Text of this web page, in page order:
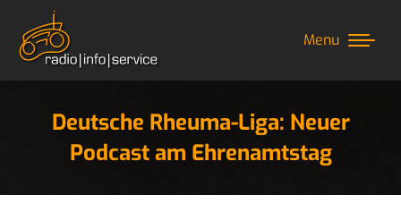
Menu
Deutsche Rheuma-Liga: Neuer
Podcast am Ehrenamtstag